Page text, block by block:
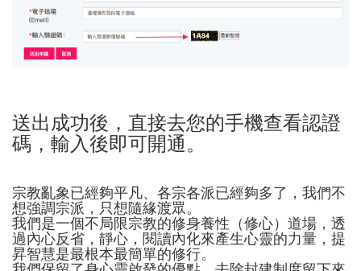
送出成功後，直接去您的手機查看認證
碼，輸入後即可開通。
宗教亂象已經夠平凡、各宗各派已經夠多了，我們不
想強調宗派，只想隨緣渡眾。
我們是一個不局限宗教的修身養性（修心）道場，透
過內心反省，靜心，閱讀內化來產生心靈的力量，提
昇智慧是最根本最簡單的修行。